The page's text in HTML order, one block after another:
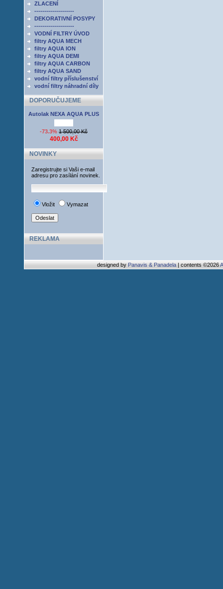
ZLACENÍ
--------------------
DEKORATIVNÍ POSYPY
--------------------
VODNÍ FILTRY ÚVOD
filtry AQUA MECH
filtry AQUA ION
filtry AQUA DEMI
filtry AQUA CARBON
filtry AQUA SAND
vodní filtry příslušenství
vodní filtry náhradní díly
DOPORUČUJEME
Autolak NEXA AQUA PLUS
-73.3% 1 500,00 Kč
400,00 Kč
NOVINKY
Zaregistrujte si Vaši e-mail
adresu pro zasílání novinek.
Vložit Vymazat
REKLAMA
designed byPanavis & Panadela| contents ©2026